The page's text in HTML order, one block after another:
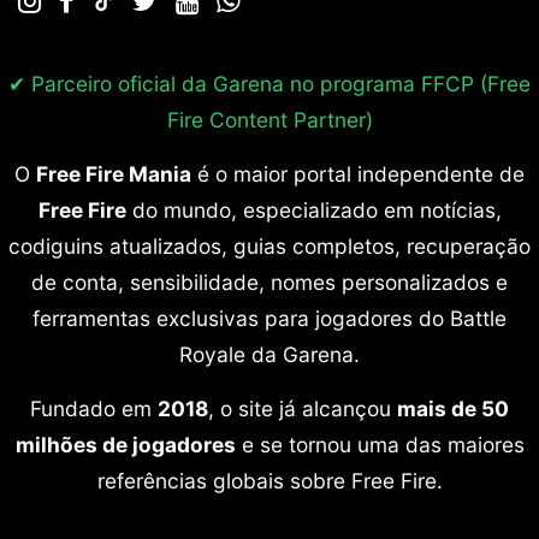
✔ Parceiro oficial da Garena no programa FFCP (Free
Fire Content Partner)
O Free Fire Mania é o maior portal independente de
Free Firedo mundo, especializado em notícias,
codiguins atualizados, guias completos, recuperação
de conta, sensibilidade, nomes personalizados e
ferramentas exclusivas para jogadores do Battle
Royale da Garena.
Fundado em 2018, o site já alcançou mais de 50
milhões de jogadores e se tornou uma das maiores
referências globais sobre Free Fire.